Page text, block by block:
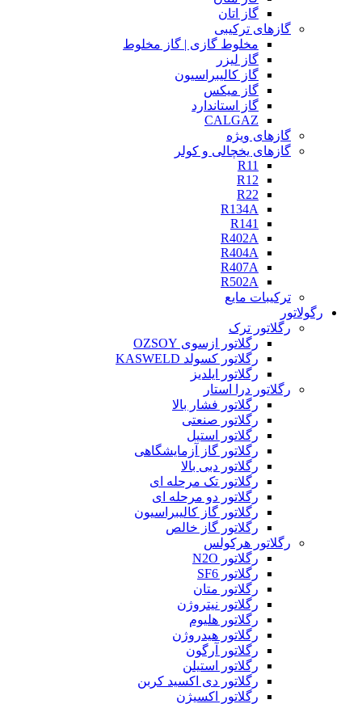
گاز اتان
گازهای ترکیبی
مخلوط گازی | گاز مخلوط
گاز لیزر
گاز کالیبراسیون
گاز میکس
گاز استاندارد
CALGAZ
گازهای ویژه
گازهای یخچالی و کولر
R11
R12
R22
R134A
R141
R402A
R404A
R407A
R502A
ترکیبات مایع
رگولاتور
رگلاتور ترک
رگلاتور ازسوی OZSOY
رگلاتور کسولد KASWELD
رگلاتور ایلدیز
رگلاتور درا استار
رگلاتور فشار بالا
رگلاتور صنعتی
رگلاتور استیل
رگلاتور گاز آزمایشگاهی
رگلاتور دبی بالا
رگلاتور تک مرحله ای
رگلاتور دو مرحله ای
رگلاتور گاز کالیبراسیون
رگلاتور گاز خالص
رگلاتور هرکولس
رگلاتور N2O
رگلاتور SF6
رگلاتور متان
رگلاتور نیتروژن
رگلاتور هلیوم
رگلاتور هیدروژن
رگلاتور آرگون
رگلاتور استیلن
رگلاتور دی اکسید کربن
رگلاتور اکسیژن